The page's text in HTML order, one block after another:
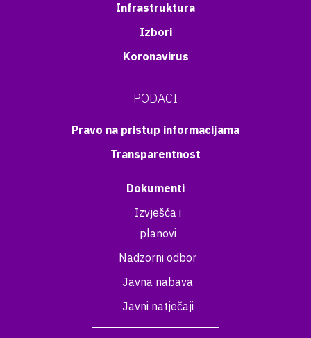
Infrastruktura
Izbori
Koronavirus
PODACI
Pravo na pristup informacijama
Transparentnost
Dokumenti
Izvješća i
planovi
Nadzorni odbor
Javna nabava
Javni natječaji